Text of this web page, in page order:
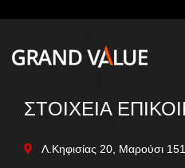
ΣΤΟΙΧΕΙΑ
Λ.Κηφισίας 20, Μαρούσι